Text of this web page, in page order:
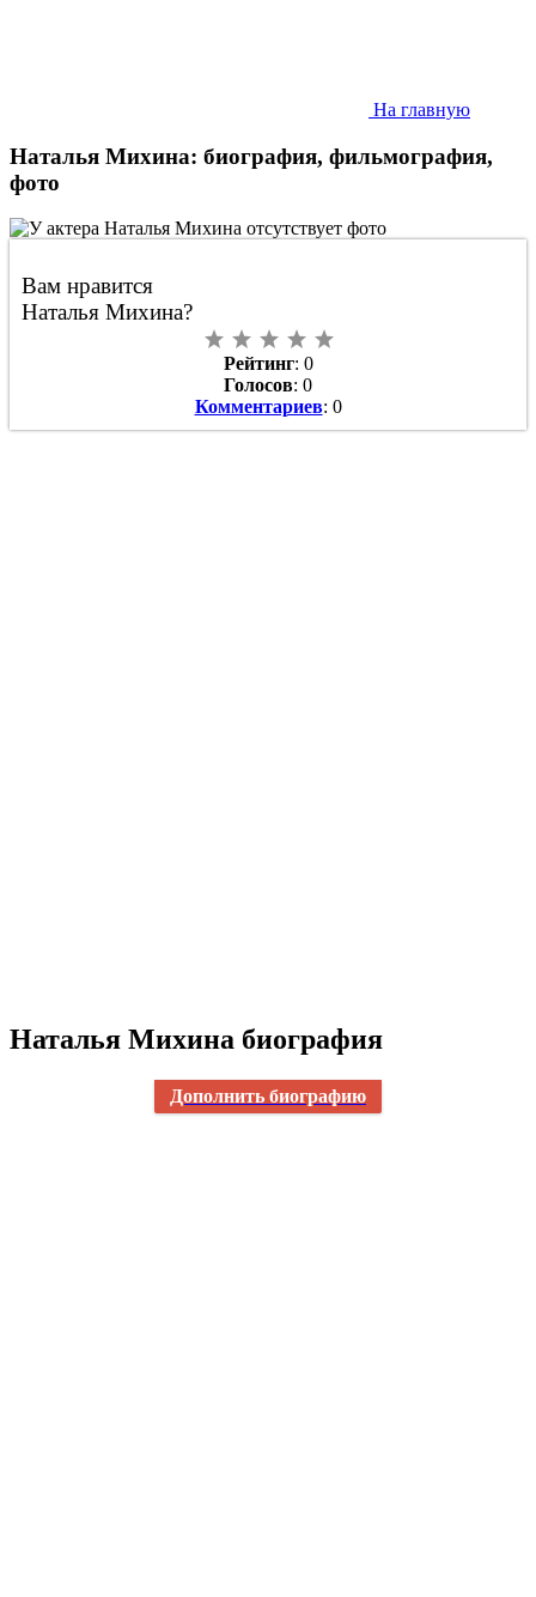
На главную
Наталья Михина: биография, фильмография,
фото
Вам нравится
Наталья Михина?
Рейтинг: 0
Голосов: 0
Комментариев: 0
Наталья Михина биография
Дополнить биографию